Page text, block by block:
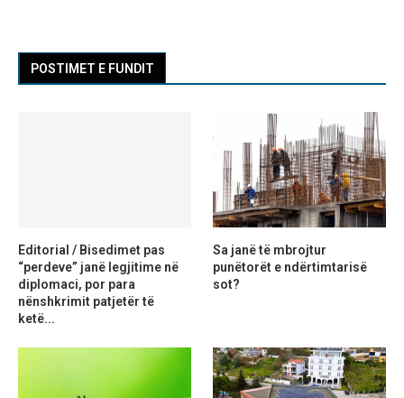
POSTIMET E FUNDIT
Editorial / Bisedimet pas
“perdeve” janë legjitime në
diplomaci, por para
nënshkrimit patjetër të
ketë...
Sa janë të mbrojtur
punëtorët e ndërtimtarisë
sot?